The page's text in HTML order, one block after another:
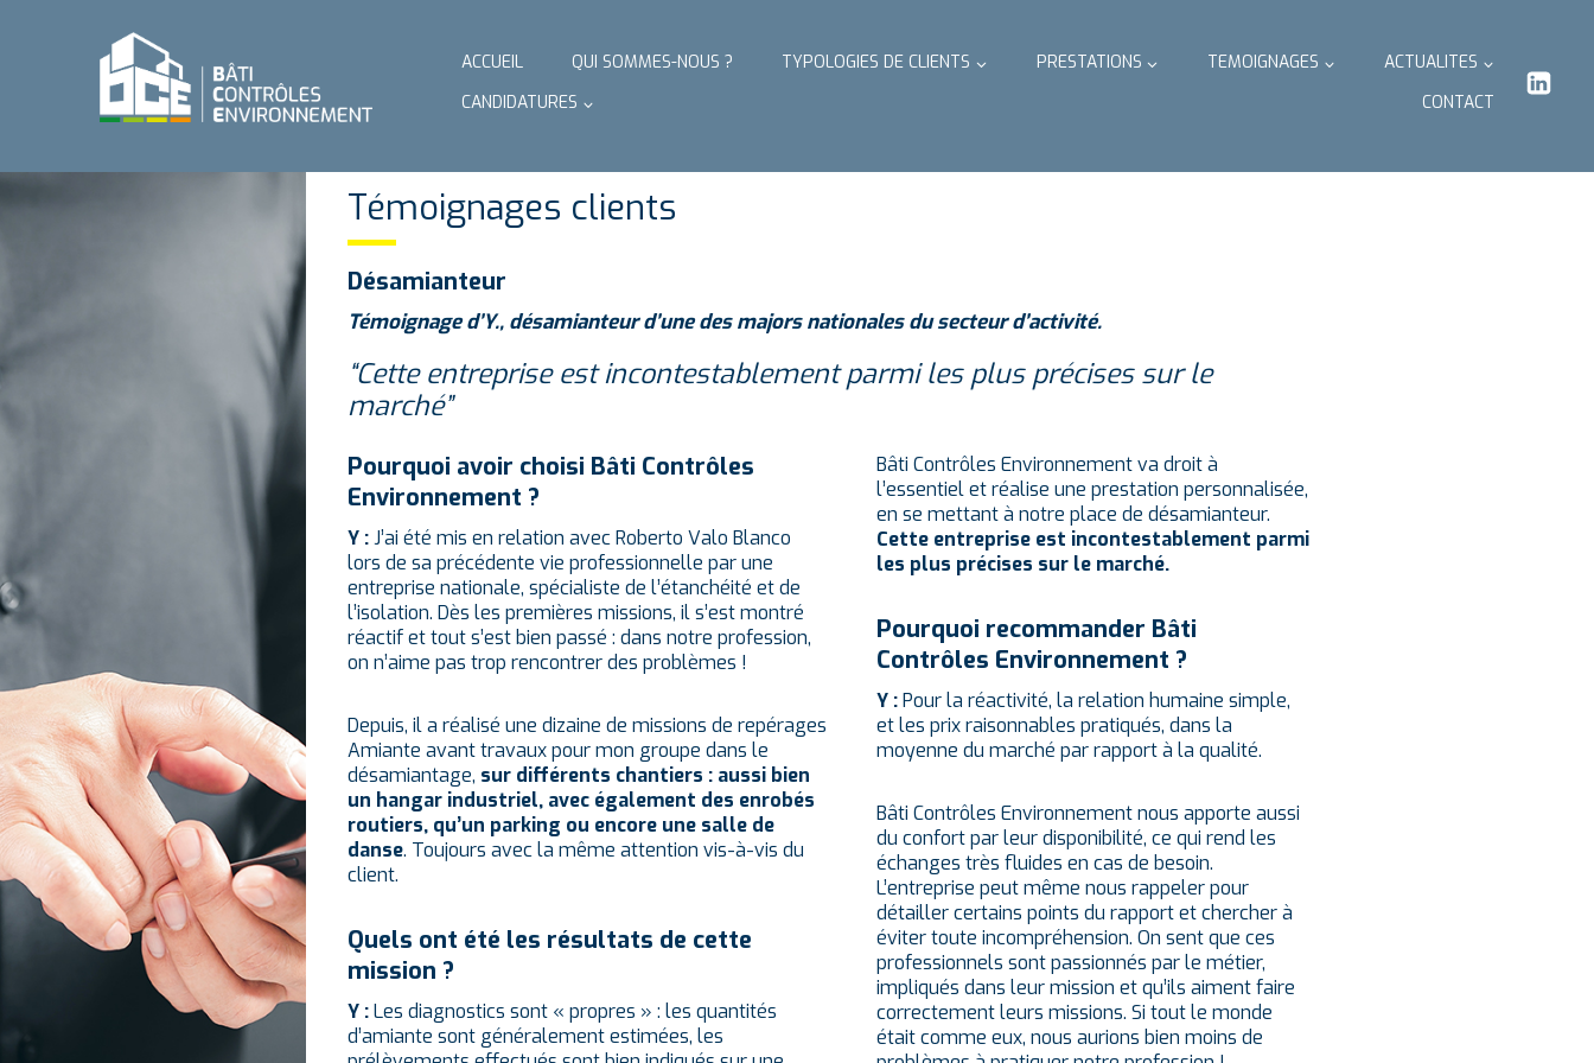
ACCUEIL QUI SOMMES-NOUS ? TYPOLOGIES DE CLIENTS PRESTATIONS TEMOIGNAGES
ACTUALITES
CANDIDATURES
CONTACT
Témoignages clients
Désamianteur
Témoignage d’Y., désamianteur d’une des majors nationales du secteur d’activité.
“Cette entreprise est incontestablement parmi les plus précises sur le
marché”
Pourquoi avoir choisi Bâti Contrôles
Environnement ?
Y :J’ai été mis en relation avec Roberto Valo Blanco
lors de sa précédente vie professionnelle par une
entreprise nationale, spécialiste de l’étanchéité et de
l’isolation. Dès les premières missions, il s’est montré
réactif et tout s’est bien passé : dans notre profession,
on n’aime pas trop rencontrer des problèmes !
Depuis, il a réalisé une dizaine de missions de repérages
Amiante avant travaux pour mon groupe dans le
désamiantage, sur différents chantiers : aussi bien
un hangar industriel, avec également des enrobés
routiers, qu’un parking ou encore une salle de
danse. Toujours avec la même attention vis-à-vis du
client.
Quels ont été les résultats de cette
mission ?
Y :Les diagnostics sont « propres » : les quantités
d’amiante sont généralement estimées, les
Bâti Contrôles Environnement va droit à
l’essentiel et réalise une prestation personnalisée,
en se mettant à notre place de désamianteur.
Cette entreprise est incontestablement parmi
les plus précises sur le marché.
Pourquoi recommander Bâti
Contrôles Environnement ?
Y :Pour la réactivité, la relation humaine simple,
et les prix raisonnables pratiqués, dans la
moyenne du marché par rapport à la qualité.
Bâti Contrôles Environnement nous apporte aussi
du confort par leur disponibilité, ce qui rend les
échanges très fluides en cas de besoin.
L’entreprise peut même nous rappeler pour
détailler certains points du rapport et chercher à
éviter toute incompréhension. On sent que ces
professionnels sont passionnés par le métier,
impliqués dans leur mission et qu’ils aiment faire
correctement leurs missions. Si tout le monde
était comme eux, nous aurions bien moins de